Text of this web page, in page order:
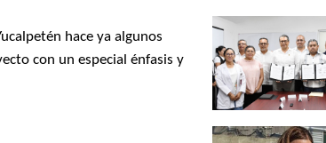
hace ya algunos
con un especial énfasis y